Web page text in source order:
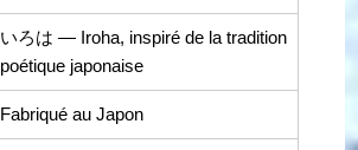
いろは — Iroha, inspiré de la tradition
poétique japonaise
Fabriqué au Japon